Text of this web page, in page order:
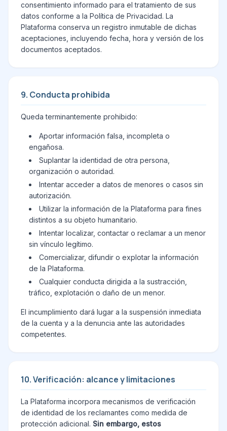
consentimiento informado para el tratamiento de sus
datos conforme a la Política de Privacidad. La
Plataforma conserva un registro inmutable de dichas
aceptaciones, incluyendo fecha, hora y versión de los
documentos aceptados.
9. Conducta prohibida
Queda terminantemente prohibido:
Aportar información falsa, incompleta o
engañosa.
Suplantar la identidad de otra persona,
organización o autoridad.
Intentar acceder a datos de menores o casos sin
autorización.
Utilizar la información de la Plataforma para fines
distintos a su objeto humanitario.
Intentar localizar, contactar o reclamar a un menor
sin vínculo legítimo.
Comercializar, difundir o explotar la información
de la Plataforma.
Cualquier conducta dirigida a la sustracción,
tráfico, explotación o daño de un menor.
El incumplimiento dará lugar a la suspensión inmediata
de la cuenta y a la denuncia ante las autoridades
competentes.
10. Verificación: alcance y limitaciones
La Plataforma incorpora mecanismos de verificación
de identidad de los reclamantes como medida de
protección adicional. Sin embargo, estos